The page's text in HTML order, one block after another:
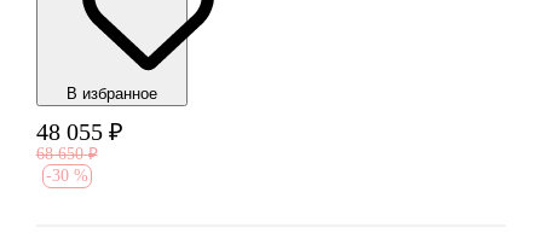
В избранноe
48 055 ₽
68 650 ₽
-30 %